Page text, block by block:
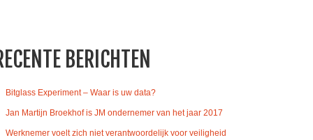
BERICHTEN
Bitglass Experiment – Waar is uw data?
Jan Martijn Broekhof is JM ondernemer van het jaar 2017
Werknemer voelt zich niet verantwoordelijk voor veiligheid